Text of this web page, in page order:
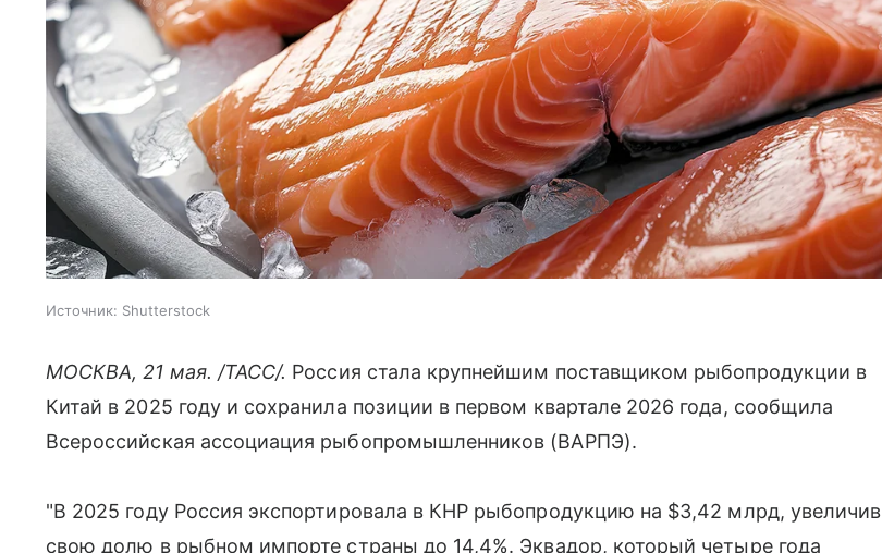
Источник: Shutterstock
МОСКВА, 21 мая. /ТАСС/. Россия стала крупнейшим поставщиком рыбопродукции в
Китай в 2025 году и сохранила позиции в первом квартале 2026 года, сообщила
Всероссийская ассоциация рыбопромышленников (ВАРПЭ).
"В 2025 году Россия экспортировала в КНР рыбопродукцию на $3,42 млрд, увеличив
свою долю в рыбном импорте страны до 14,4%. Эквадор, который четыре года